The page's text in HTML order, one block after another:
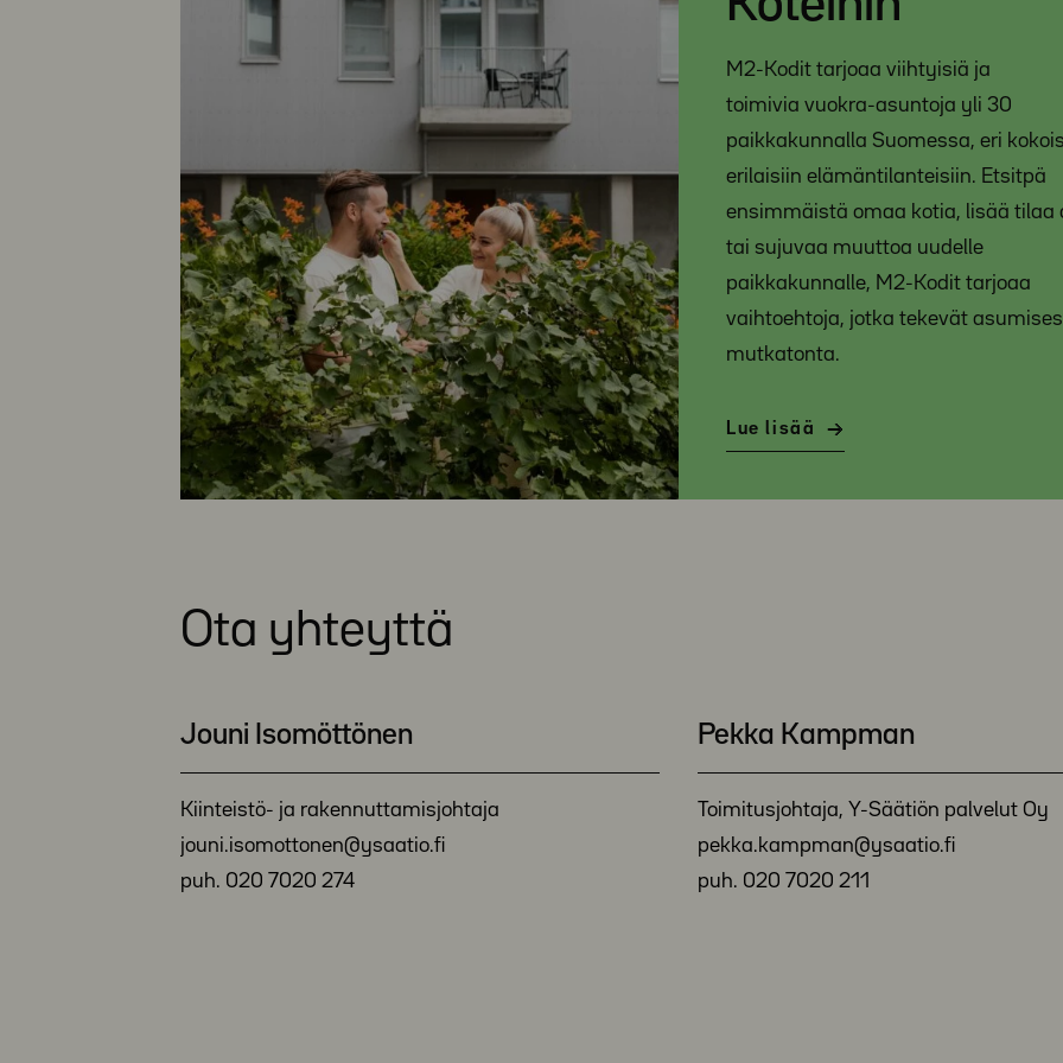
M2-Kodit tarjoaa viihtyisiä ja
toimivia vuokra-asuntoja yli 30
paikkakunnalla Suomessa, eri
erilaisiin elämäntilanteisiin. Etsitpä
ensimmäistä omaa kotia, lisää tilaa
tai sujuvaa muuttoa uudelle
paikkakunnalle, M2-Kodit tarjoaa
vaihtoehtoja, jotka tekevät
mutkatonta.
Lue lisää
Ota yhteyttä
Jouni Isomöttönen
Kiinteistö- ja rakennuttamisjohtaja
jouni.isomottonen@ysaatio.fi
puh. 020 7020 274
Pekka Kampman
Toimitusjohtaja, Y-Säätiön palvelut Oy
pekka.kampman@ysaatio.fi
puh. 020 7020 211